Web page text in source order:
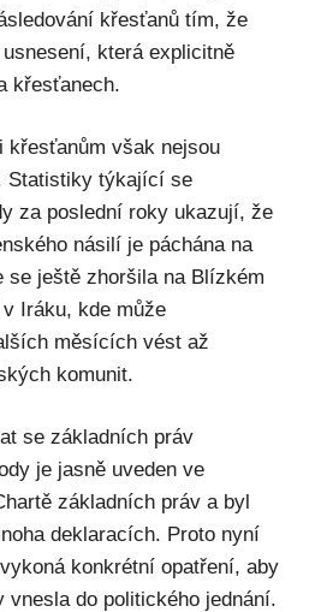
křesťanů tím, že
která explicitně
křesťanech.
křesťanům však nejsou
Statistiky týkající se
za poslední roky ukazují, že
násilí je páchána na
se ještě zhoršila na Blízkém
Iráku, kde může
měsících vést až
komunit.
se základních práv
je jasně uveden ve
základních práv a byl
deklaracích. Proto nyní
konkrétní opatření, aby
vnesla do politického jednání.